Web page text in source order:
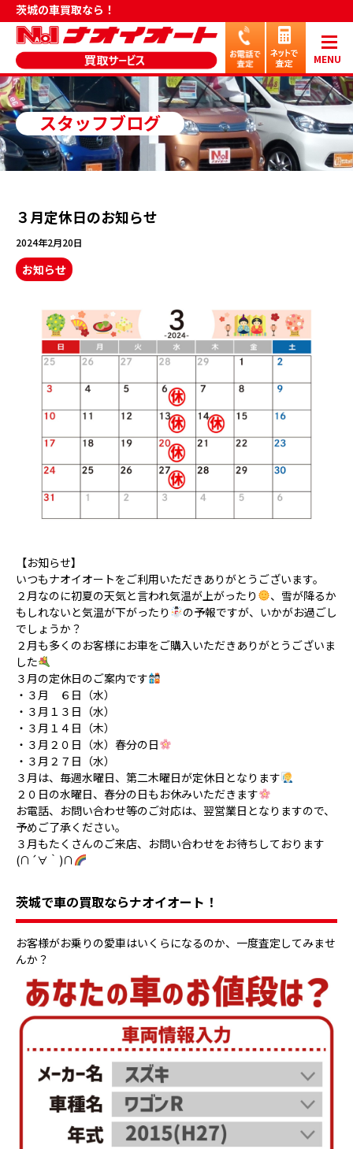
茨城の車買取なら！
MENU
スタッフブログ
３月定休日のお知らせ
2024年2月20日
お知らせ
【お知らせ】
いつもナオイオートをご利用いただきありがとうございます。
２月なのに初夏の天気と言われ気温が上がったり
、雪が降るか
もしれないと気温が下がったり
の予報ですが、いかがお過ごし
でしょうか？
２月も多くのお客様にお車をご購入いただきありがとうございま
した
３月の定休日のご案内です
・３月 ６日（水）
・３月１３日（水）
・３月１４日（木）
・３月２０日（水）春分の日
・３月２７日（水）
３月は、毎週水曜日、第二木曜日が定休日となります
２０日の水曜日、春分の日もお休みいただきます
お電話、お問い合わせ等のご対応は、翌営業日となりますので、
予めご了承ください。
３月もたくさんのご来店、お問い合わせをお待ちしております
(∩´∀｀)∩
茨城で車の買取ならナオイオート！
お客様がお乗りの愛車はいくらになるのか、一度査定してみませ
んか？